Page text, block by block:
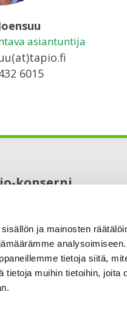
ja mainosten
tietoja siitä,
tietoja muihin tietoihin, joita
asiantuntija
6015
konserni
Helsinki
32 6000